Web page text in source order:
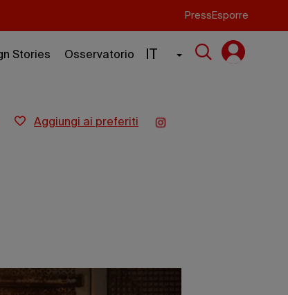
Press Esporre
Stories Osservatorio IT
aggiungi ai preferiti